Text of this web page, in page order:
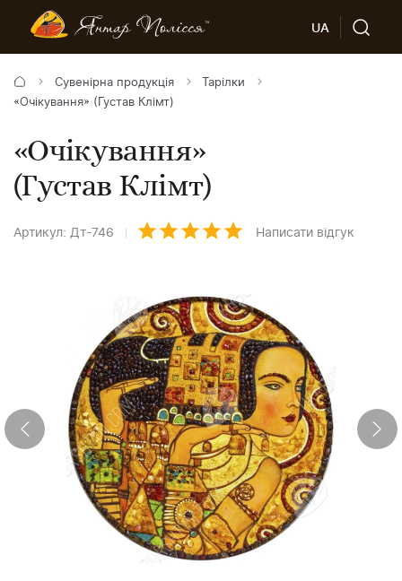
UA
Сувенірна продукція
Тарілки
«Очікування» (Густав Клімт)
«Очікування»
(Густав Клімт)
Артикул: Дт-746 Написати відгук